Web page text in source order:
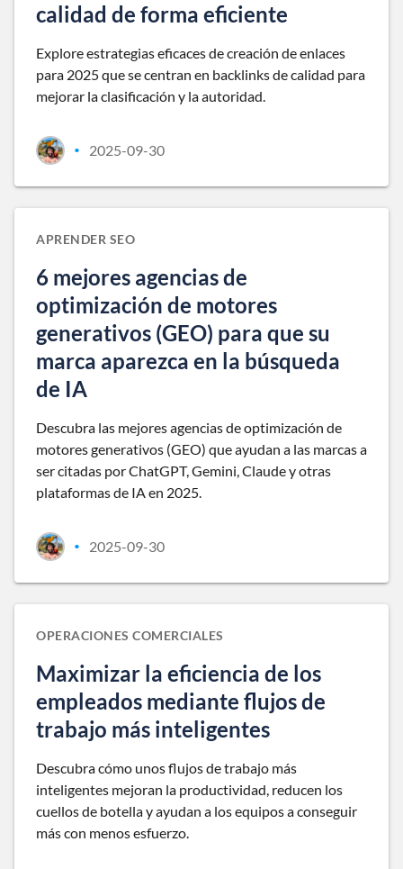
calidad de forma eficiente
Explore estrategias eficaces de creación de enlaces
para 2025 que se centran en backlinks de calidad para
mejorar la clasificación y la autoridad.
• 2025-09-30
APRENDER SEO
6 mejores agencias de
optimización de motores
generativos (GEO) para que su
marca aparezca en la búsqueda
de IA
Descubra las mejores agencias de optimización de
motores generativos (GEO) que ayudan a las marcas a
ser citadas por ChatGPT, Gemini, Claude y otras
plataformas de IA en 2025.
• 2025-09-30
OPERACIONES COMERCIALES
Maximizar la eficiencia de los
empleados mediante flujos de
trabajo más inteligentes
Descubra cómo unos flujos de trabajo más
inteligentes mejoran la productividad, reducen los
cuellos de botella y ayudan a los equipos a conseguir
más con menos esfuerzo.